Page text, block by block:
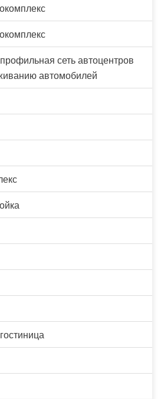
сеть автоцентров
автомобилей